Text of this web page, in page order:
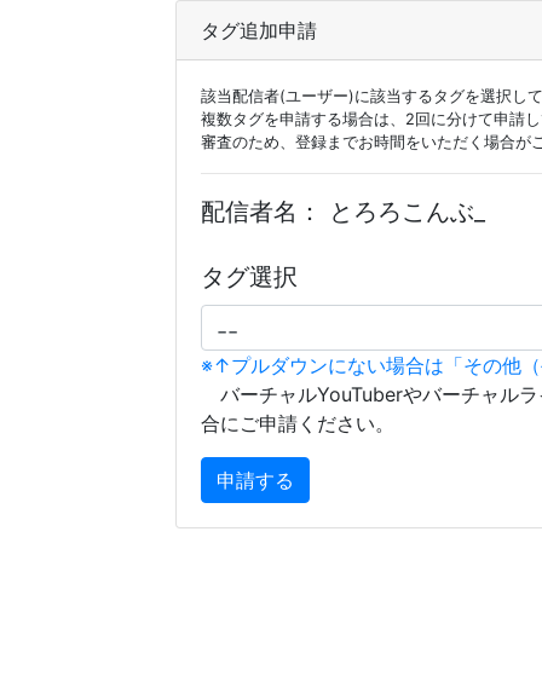
タグ追加申請
該当配信者(ユーザー)に該当するタグを選択し
複数タグを申請する場合は、2回に分けて申請
審査のため、登録までお時間をいただく場合が
配信者名： とろろこんぶ_
タグ選択
※↑プルダウンにない場合は「その他
バーチャルYouTuberやバーチャル
合にご申請ください。
申請する